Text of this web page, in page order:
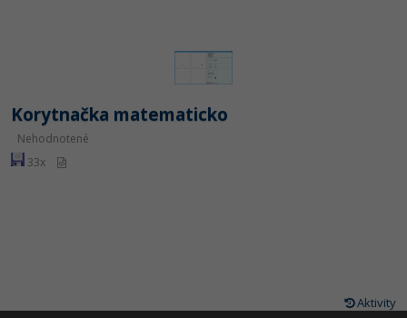
Korytnačka matematicko
Nehodnotené
33x
Aktivity